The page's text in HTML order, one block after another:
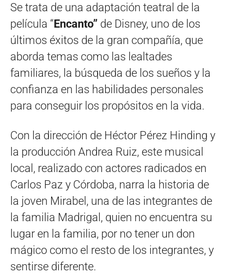
Se trata de una adaptación teatral de la
película “Encanto” de Disney, uno de los
últimos éxitos de la gran compañía, que
aborda temas como las lealtades
familiares, la búsqueda de los sueños y la
confianza en las habilidades personales
para conseguir los propósitos en la vida.
Con la dirección de Héctor Pérez Hinding y
la producción Andrea Ruiz, este musical
local, realizado con actores radicados en
Carlos Paz y Córdoba, narra la historia de
la joven Mirabel, una de las integrantes de
la familia Madrigal, quien no encuentra su
lugar en la familia, por no tener un don
mágico como el resto de los integrantes, y
sentirse diferente.